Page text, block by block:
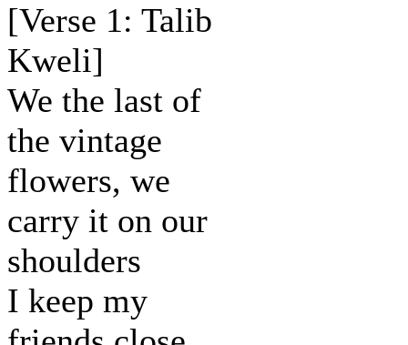
[Verse 1: Talib
Kweli]
We the last of
the vintage
flowers, we
carry it on our
shoulders
I keep my